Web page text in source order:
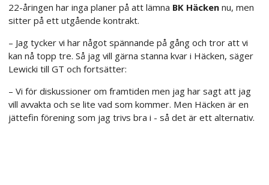
22-åringen har inga planer på att lämna BK Häcken nu, men
sitter på ett utgående kontrakt.
– Jag tycker vi har något spännande på gång och tror att vi
kan nå topp tre. Så jag vill gärna stanna kvar i Häcken, säger
Lewicki till GT och fortsätter:
– Vi för diskussioner om framtiden men jag har sagt att jag
vill avvakta och se lite vad som kommer. Men Häcken är en
jättefin förening som jag trivs bra i - så det är ett alternativ.